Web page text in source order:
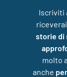
Iscriviti
storie di
molto
anche